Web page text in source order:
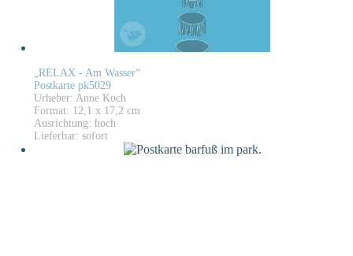
„RELAX - Am Wasser“
Postkarte pk5029
Urheber: Anne Koch
Format: 12,1 x 17,2 cm
Ausrichtung: hoch
Lieferbar: sofort